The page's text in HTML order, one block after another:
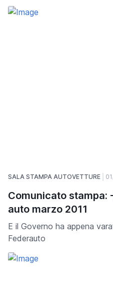
SALA STAMPA AUTOVETTURE
Comunicato stampa:
auto marzo 2011
E il Governo ha appena
Federauto